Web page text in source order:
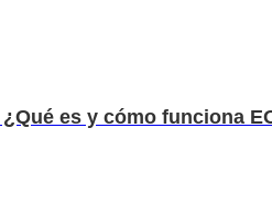
es y cómo funciona